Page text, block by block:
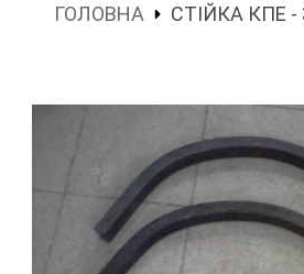
ГОЛОВНА СТІЙКА КПЕ -